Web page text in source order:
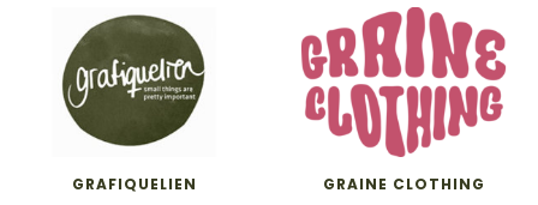
GRAFIQUELIEN GRAINE CLOTHING